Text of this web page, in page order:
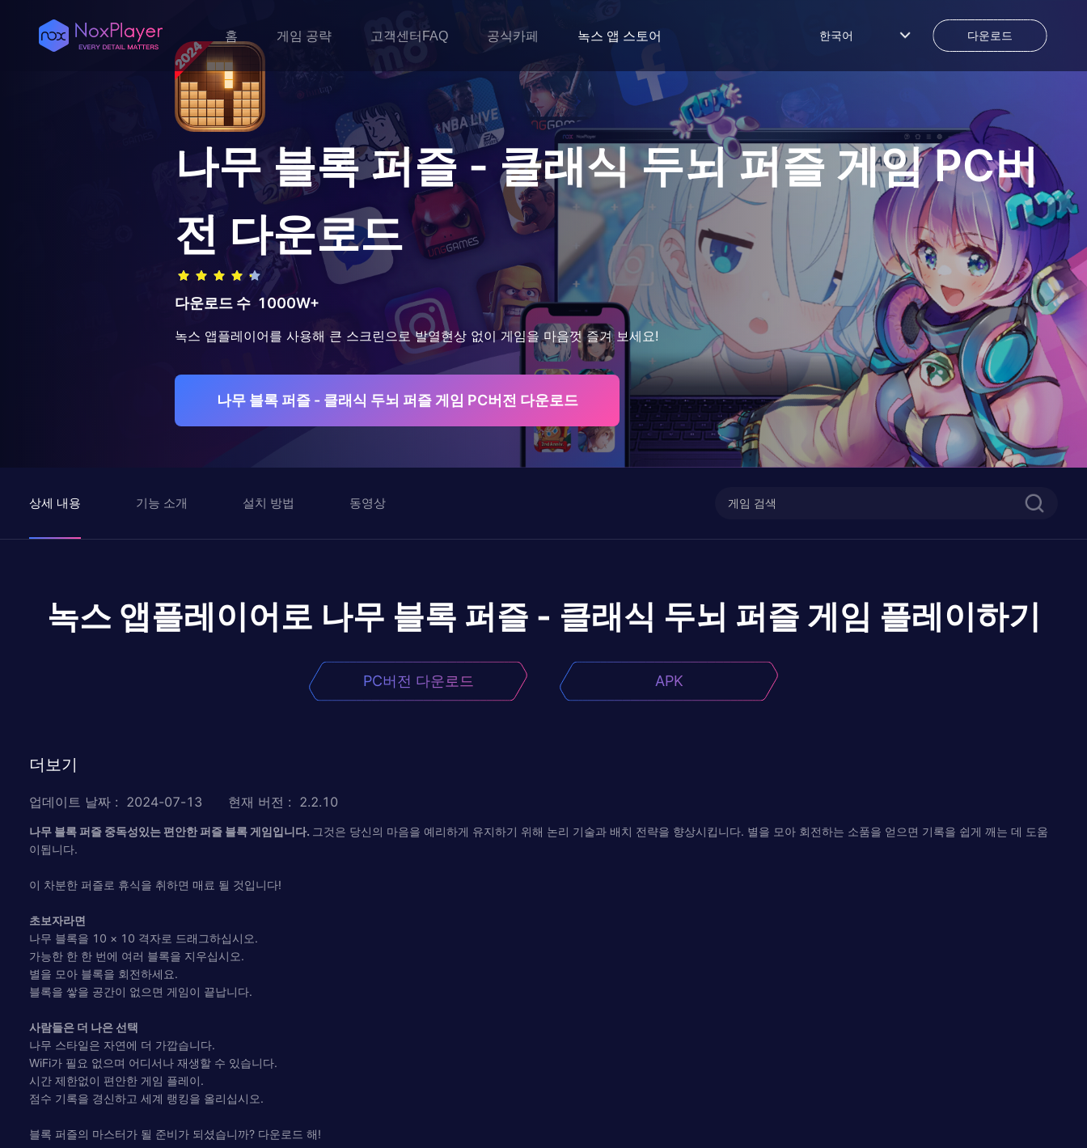
홈 게임 공략 고객센터FAQ 공식카페 녹스 앱 스토어 한국어 다운로드
나무 블록 퍼즐 - 클래식 두뇌 퍼즐 게임PC버
전 다운로드
다운로드 수 1000W+
녹스 앱플레이어를 사용해 큰 스크린으로 발열현상 없이 게임을 마음껏 즐겨 보세요!
나무 블록 퍼즐 - 클래식 두뇌 퍼즐 게임 PC버전 다운로드
상세 내용 기능 소개 설치 방법 동영상
녹스 앱플레이어로 나무 블록 퍼즐 - 클래식 두뇌 퍼즐 게임 플레이하기
PC버전 다운로드 APK
더보기
업데이트 날짜 : 2024-07-13 현재 버전 : 2.2.10
나무 블록 퍼즐 중독성있는 편안한 퍼즐 블록 게임입니다. 그것은 당신의 마음을 예리하게 유지하기 위해 논리 기술과 배치 전략을 향상시킵니다. 별을 모아 회전하는 소품을 얻으면 기록을 쉽게 깨는 데 도움
이됩니다.
이 차분한 퍼즐로 휴식을 취하면 매료 될 것입니다!
초보자라면
나무 블록을 10 × 10 격자로 드래그하십시오.
가능한 한 한 번에 여러 블록을 지우십시오.
별을 모아 블록을 회전하세요.
블록을 쌓을 공간이 없으면 게임이 끝납니다.
사람들은 더 나은 선택
나무 스타일은 자연에 더 가깝습니다.
WiFi가 필요 없으며 어디서나 재생할 수 있습니다.
시간 제한없이 편안한 게임 플레이.
점수 기록을 경신하고 세계 랭킹을 올리십시오.
블록 퍼즐의 마스터가 될 준비가 되셨습니까? 다운로드 해!